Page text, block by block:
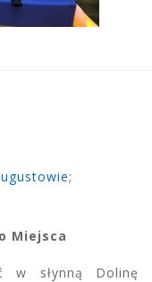
;
Miejsca
w słynną Dolinę